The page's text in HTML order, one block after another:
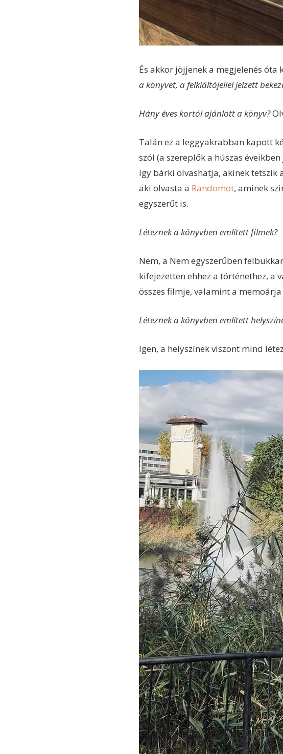
És akkor jöjjenek a megjelenés
a könyvet, a felkiáltójellel jelzett
Hány éves kortól ajánlott a könyv?
Talán ez a leggyakrabban kapott
szól (a szereplők a húszas
így bárki olvashatja, akinek tetszik
aki olvasta a Randomot, aminek
egyszerűt is.
Léteznek a könyvben említett filmek?
Nem, a Nem egyszerűben
kifejezetten ehhez a történethez, a
összes filmje, valamint a
Léteznek a könyvben említett
Igen, a helyszínek viszont mind